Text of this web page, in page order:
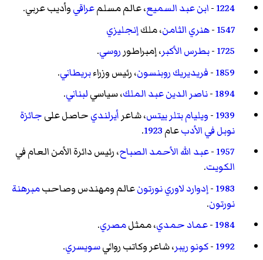
1224
-ابن عبد السميع، عالم مسلمعراقيوأديب عربي.
1547
-هنري الثامن، ملكإنجليزي
1725
-بطرس الأكبر، إمبراطورروسي.
1859
-فريديريك روبنسون، رئيس وزراءبريطاني.
1894
-ناصر الدين عبد الملك، سياسيلبناني.
1939
-ويليام بتلر ييتس، شاعر أيرلنديحاصل علىجائزة
نوبل في الأدبعام1923
.
1957
-عبد الله الأحمد الصباح، رئيس دائرة الأمن العام في
الكويت.
1983
-إدوارد لاوري نورتونعالم ومهندس وصاحبمبرهنة
نورتون.
1984
-عماد حمدي، ممثلمصري.
1992
-كونو ريبر، شاعر وكاتب روائيسويسري.